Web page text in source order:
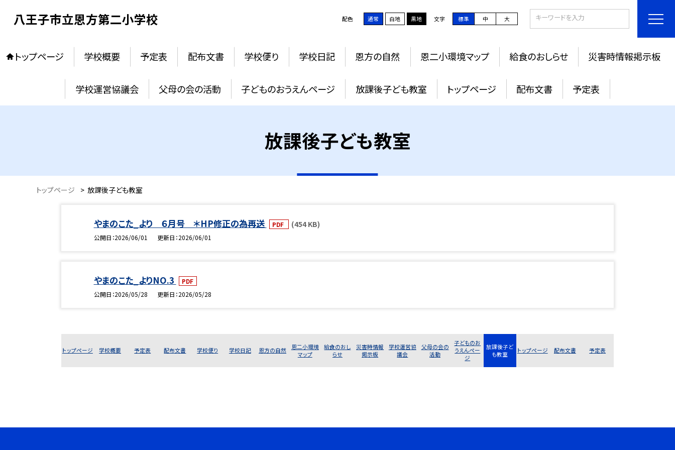
八王子市立恩方第二小学校 配色 通常 白地 黒地 文字 標準 中 大
トップページ 学校概要 予定表 配布文書 学校便り 学校日記 恩方の自然 恩二小環境マップ 給食のおしらせ 災害時情報掲示板
学校運営協議会 父母の会の活動 子どものおうえんページ 放課後子ども教室 トップページ 配布文書 予定表
放課後子ども教室
トップページ > 放課後子ども教室
やまのこた_より ６月号 ＊HP修正の為再送 PDF (454 KB)
公開日 2026/06/01 更新日 2026/06/01
やまのこた_よりNO.3
PDF
公開日 2026/05/28 更新日 2026/05/28
トップページ 学校概要 予定表 配布文書 学校便り 学校日記 恩方の自然
恩二小環境
マップ
給食のおし
らせ
災害時情報
掲示板
学校運営協
議会
父母の会の
活動
子どものお
うえんペー
ジ
放課後子ど
も教室
トップページ 配布文書 予定表